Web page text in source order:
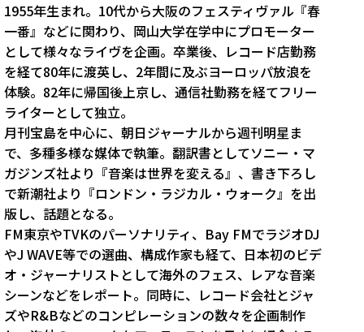
1955年生まれ。10代から大阪のフェスティヴァル『春
一番』などに関わり、岡山大学在学中にプロモーター
として様々なライヴを企画。卒業後、レコード店勤務
を経て80年に渡英し、2年間に及ぶヨーロッパ放浪を
体験。82年に帰国後上京し、通信社勤務を経てフリー
ライターとして独立。
月刊宝島を中心に、朝日ジャーナルから週刊明星ま
で、多種多様な媒体で執筆。翻訳書としてソニー・マ
ガジンズ社より『音楽は世界を変える』、書き下ろし
で新潮社より『ロンドン・ラジカル・ウォーク』を出
版し、話題となる。
FM東京やTVKのパーソナリティ、Bay FMでラジオDJ
やJ WAVE等での選曲、構成作家も経て、日本初のビデ
オ・ジャーナリストとして海外のフェス、レアな音楽
シーンなどをレポート。同時に、レコード会社とジャ
ズやR&Bなどのコンピレーションの数々を企画制作